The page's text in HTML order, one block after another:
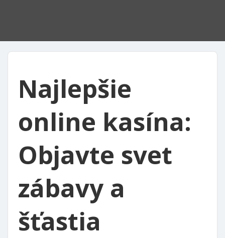
Najlepšie
online kasína:
Objavte svet
zábavy a
šťastia